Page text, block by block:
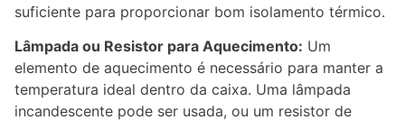
suficiente para proporcionar bom isolamento térmico.
Lâmpada ou Resistor para Aquecimento: Um
elemento de aquecimento é necessário para manter a
temperatura ideal dentro da caixa. Uma lâmpada
incandescente pode ser usada, ou um resistor de